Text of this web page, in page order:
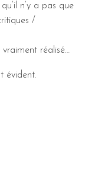
n’y a pas que
/
vraiment réalisé…
évident.